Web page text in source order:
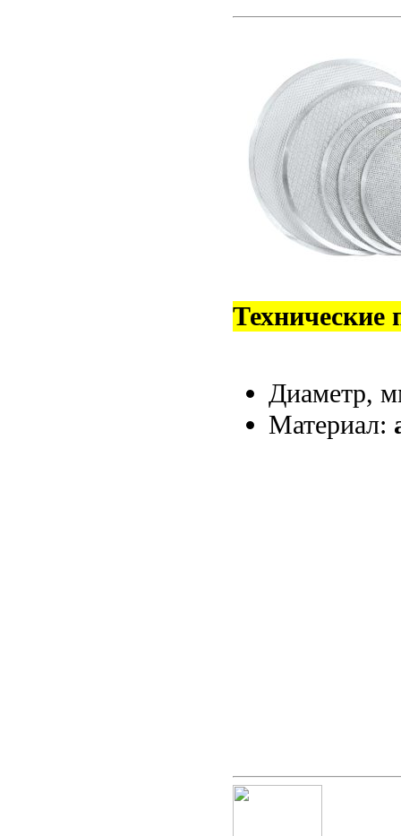
Технические
Диаметр,
Материал: